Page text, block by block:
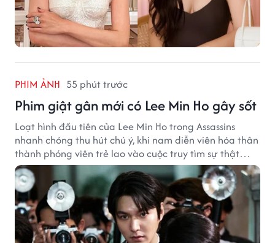
PHIM ẢNH 55 phút trước
Phim giật gân mới có Lee Min Ho gây sốt
Loạt hình đầu tiên của Lee Min Ho trong Assassins
nhanh chóng thu hút chú ý, khi nam diễn viên hóa thân
thành phóng viên trẻ lao vào cuộc truy tìm sự thật
phía sau một vụ ám sát gây chấn động Hàn Quốc.